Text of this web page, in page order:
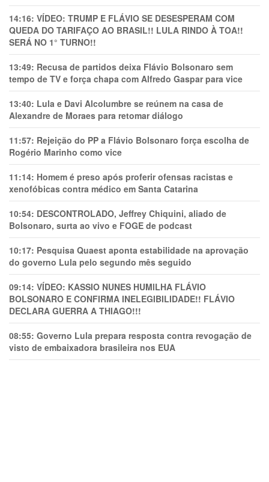
14:16: VÍDEO: TRUMP E FLÁVIO SE DESESPERAM COM
QUEDA DO TARIFAÇO AO BRASIL!! LULA RINDO À TOA!!
SERÁ NO 1° TURNO!!
13:49: Recusa de partidos deixa Flávio Bolsonaro sem
tempo de TV e força chapa com Alfredo Gaspar para vice
13:40: Lula e Davi Alcolumbre se reúnem na casa de
Alexandre de Moraes para retomar diálogo
11:57: Rejeição do PP a Flávio Bolsonaro força escolha de
Rogério Marinho como vice
11:14: Homem é preso após proferir ofensas racistas e
xenofóbicas contra médico em Santa Catarina
10:54: DESCONTROLADO, Jeffrey Chiquini, aliado de
Bolsonaro, surta ao vivo e FOGE de podcast
10:17: Pesquisa Quaest aponta estabilidade na aprovação
do governo Lula pelo segundo mês seguido
09:14: VÍDEO: KASSIO NUNES HUMlLHA FLÁVIO
BOLSONARO E CONFIRMA INELEGIBILIDADE!! FLÁVIO
DECLARA GUERRA A THIAGO!!!
08:55: Governo Lula prepara resposta contra revogação de
visto de embaixadora brasileira nos EUA